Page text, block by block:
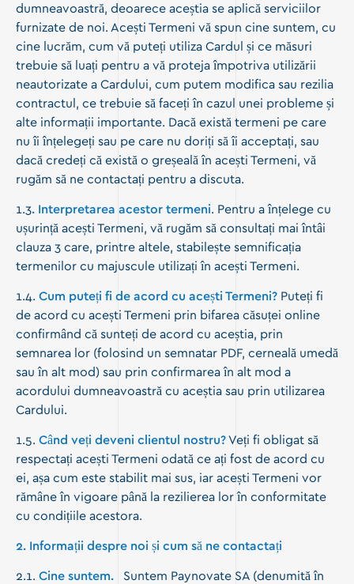
dumneavoastră, deoarece aceștia se aplică serviciilor
furnizate de noi. Acești Termeni vă spun cine suntem, cu
cine lucrăm, cum vă puteți utiliza Cardul și ce măsuri
trebuie să luați pentru a vă proteja împotriva utilizării
neautorizate a Cardului, cum putem modifica sau rezilia
contractul, ce trebuie să faceți în cazul unei probleme și
alte informații importante. Dacă există termeni pe care
nu îi înțelegeți sau pe care nu doriți să îi acceptați, sau
dacă credeți că există o greșeală în acești Termeni, vă
rugăm să ne contactați pentru a discuta.
1.3. Interpretarea acestor termeni. Pentru a înțelege cu
ușurință acești Termeni, vă rugăm să consultați mai întâi
clauza 3 care, printre altele, stabilește semnificația
termenilor cu majuscule utilizați în acești Termeni.
1.4. Cum puteți fi de acord cu acești Termeni? Puteți fi
de acord cu acești Termeni prin bifarea căsuței online
confirmând că sunteți de acord cu aceștia, prin
semnarea lor (folosind un semnatar PDF, cerneală umedă
sau în alt mod) sau prin confirmarea în alt mod a
acordului dumneavoastră cu aceștia sau prin utilizarea
Cardului.
1.5. Când veți deveni clientul nostru?Veți fi obligat să
respectați acești Termeni odată ce ați fost de acord cu
ei, așa cum este stabilit mai sus, iar acești Termeni vor
rămâne în vigoare până la rezilierea lor în conformitate
cu condițiile acestora.
2. Informații despre noi și cum să ne contactați
2.1. Cine suntem. Suntem Paynovate SA (denumită în